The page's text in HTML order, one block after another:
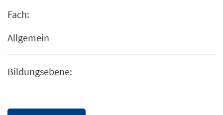
Fach:
Allgemein
Bildungsebene: